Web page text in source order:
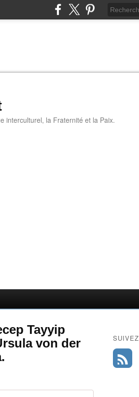
interculturel, la Fraternité et la Paix.
Tayyip
von der